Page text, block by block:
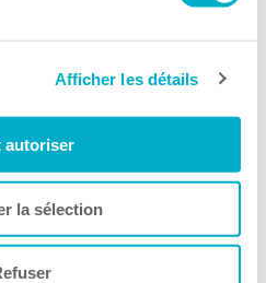
Afficher les détails
autoriser
la sélection